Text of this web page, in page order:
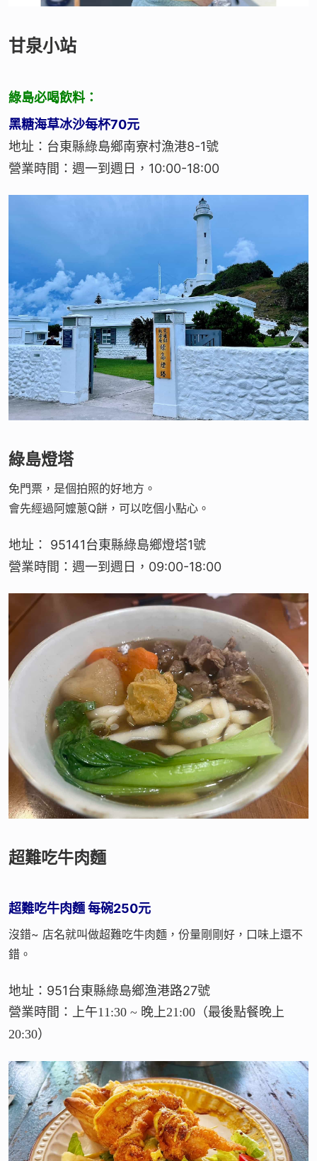
甘泉小站
綠島必喝飲料：
黑糖海草冰沙每杯70元
地址：台東縣綠島鄉南寮村漁港8-1號
營業時間：週一到週日，10:00-18:00
綠島燈塔
免門票，是個拍照的好地方。
會先經過阿嬤蔥Q餅，可以吃個小點心。
地址： 95141台東縣綠島鄉燈塔1號
營業時間：週一到週日，09:00-18:00
超難吃牛肉麵
超難吃牛肉麵 每碗250元
沒錯~ 店名就叫做超難吃牛肉麵，份量剛剛好，口味上還不
錯。
地址：951台東縣綠島鄉渔港路27號
營業時間：上午11:30 ~ 晚上21:00（最後點餐晚上
20:30）